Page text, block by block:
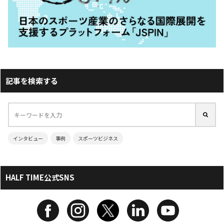
記事を検索する
インタビュー 事例 スポーツビジネス
HALF TIME公式SNS